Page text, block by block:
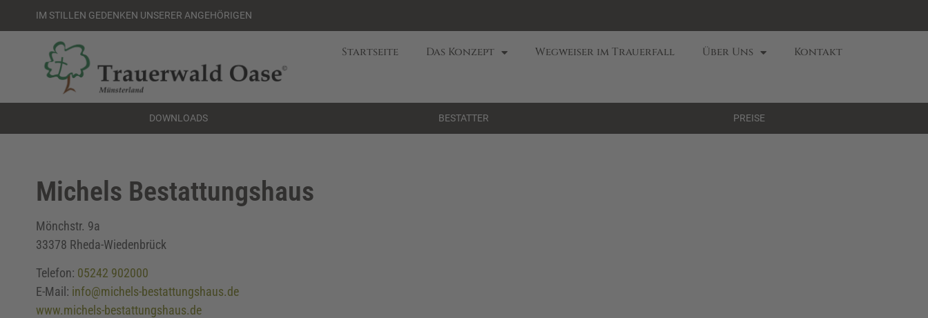
IM STILLEN GEDENKEN UNSERER ANGEHÖRIGEN
Startseite Das Konzept Wegweiser im Trauerfall Über Uns Kontakt
DOWNLOADS BESTATTER PREISE
Michels Bestattungshaus
Mönchstr. 9a
33378 Rheda-Wiedenbrück
Telefon: 05242 902000
E-Mail: info@michels-bestattungshaus.de
www.michels-bestattungshaus.de